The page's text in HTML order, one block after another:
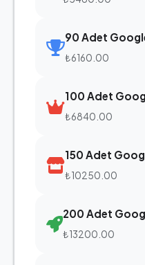
90 Adet
₺6160.00
100 Adet
₺6840.00
150 Adet
₺10250.00
200 Adet
₺13200.00